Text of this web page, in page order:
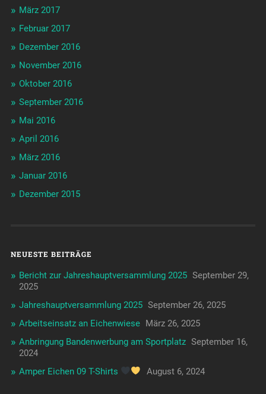
März 2017
Februar 2017
Dezember 2016
November 2016
Oktober 2016
September 2016
Mai 2016
April 2016
März 2016
Januar 2016
Dezember 2015
NEUESTE BEITRÄGE
Bericht zur Jahreshauptversammlung 2025 September 29,
2025
Jahreshauptversammlung 2025 September 26, 2025
Arbeitseinsatz an Eichenwiese März 26, 2025
Anbringung Bandenwerbung am Sportplatz September 16,
2024
Amper Eichen 09 T-Shirts
August 6, 2024